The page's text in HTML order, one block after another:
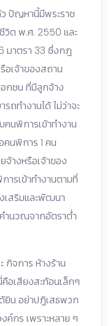
ปัญหานี้มีพระราช
พ.ศ. 2550 และ
มาตรา 33 ซึ่งกฎ
อเจ้าของสถาน
กชน ที่มีลูกจ้าง
ถทำงานได้ ไม่ว่าจะ
คนพิการเข้าทำงาน
คนพิการ 1 คน
จ้างหรือเจ้าของ
ารเข้าทำงานตามที่
เสริมและพัฒนา
นวณจากอัตราต่ำ
กิจการ ห้างร้าน
เสียงสะท้อนเล็กๆ
ยิน อย่าปฎิเสธพวก
ค์กร เพราะหลาย ๆ